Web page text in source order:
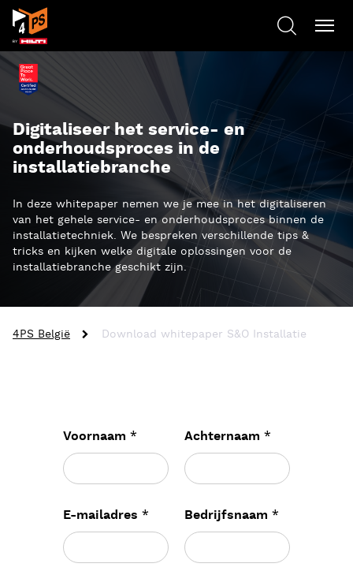
Digitaliseer het service- en
onderhoudsproces in de
installatiebranche
In deze whitepaper nemen we je mee in het digitaliseren
van het gehele service- en onderhoudsproces binnen de
installatietechniek. We bespreken verschillende tips &
tricks en kijken welke digitale oplossingen voor de
installatiebranche geschikt zijn.
4PS België Download whitepaper S&O Installatie
Voornaam *
E-mailadres *
Achternaam *
Bedrijfsnaam *